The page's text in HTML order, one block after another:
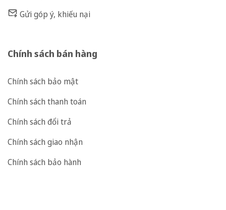
Gửi góp ý, khiếu nại
Chính sách bán hàng
Chính sách bảo mật
Chính sách thanh toán
Chính sách đổi trả
Chính sách giao nhận
Chính sách bảo hành